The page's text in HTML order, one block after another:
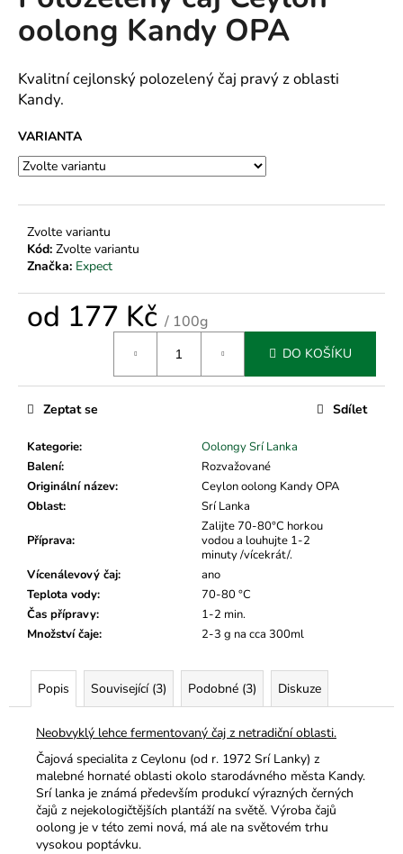
z
hvězdiček.
oolong Kandy OPA
Kvalitní cejlonský polozelený čaj pravý z oblasti
Kandy.
VARIANTA
Zvolte variantu
Kód: Zvolte variantu
Značka: Expect
od 177 Kč / 100g
DO KOŠÍKU
Kategorie:
Oolongy Srí Lanka
Balení:
Rozvažované
Originální název:
Ceylon oolong Kandy OPA
Oblast: Srí Lanka
Příprava:
Zalijte 70-80°C horkou
vodou a louhujte 1-2
minuty /vícekrát/.
Vícenálevový čaj:
ano
Teplota vody:
70-80 °C
Čas přípravy:
1-2 min.
Množství čaje: 2-3 g na cca 300ml
Zeptat se Sdílet
Popis Související (3) Podobné (3) Diskuze
Neobvyklý lehce fermentovaný čaj z netradiční oblasti.
Čajová specialita z Ceylonu (od r. 1972 Srí Lanky) z
malebné hornaté oblasti okolo starodávného města Kandy.
Srí lanka je známá především produkcí výrazných černých
čajů z nejekologičtějších plantáží na světě. Výroba čajů
oolong je v této zemi nová, má ale na světovém trhu
vysokou poptávku.
a
j
í
t
HLEDAT
D
p
u
m
e